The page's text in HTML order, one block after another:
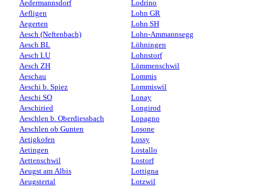
Aedermannsdorf
Aefligen
Aegerten
Aesch (Neftenbach)
Aesch BL
Aesch LU
Aesch ZH
Aeschau
Aeschi b. Spiez
Aeschi SO
Aeschiried
Aeschlen b. Oberdiessbach
Aeschlen ob Gunten
Aetigkofen
Aetingen
Aettenschwil
Aeugst am Albis
Aeugstertal
Lodrino
Lohn GR
Lohn SH
Lohn-Ammannsegg
Löhningen
Lohnstorf
Lömmenschwil
Lommis
Lommiswil
Lonay
Longirod
Lopagno
Losone
Lossy
Lostallo
Lostorf
Lottigna
Lotzwil